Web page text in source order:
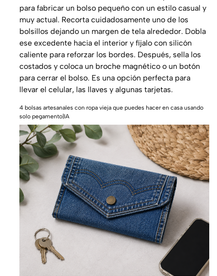
para fabricar un bolso pequeño con un estilo casual y
muy actual. Recorta cuidadosamente uno de los
bolsillos dejando un margen de tela alrededor. Dobla
ese excedente hacia el interior y fíjalo con silicón
caliente para reforzar los bordes. Después, sella los
costados y coloca un broche magnético o un botón
para cerrar el bolso. Es una opción perfecta para
llevar el celular, las llaves y algunas tarjetas.
4 bolsas artesanales con ropa vieja que puedes hacer en casa usando
solo pegamento|IA